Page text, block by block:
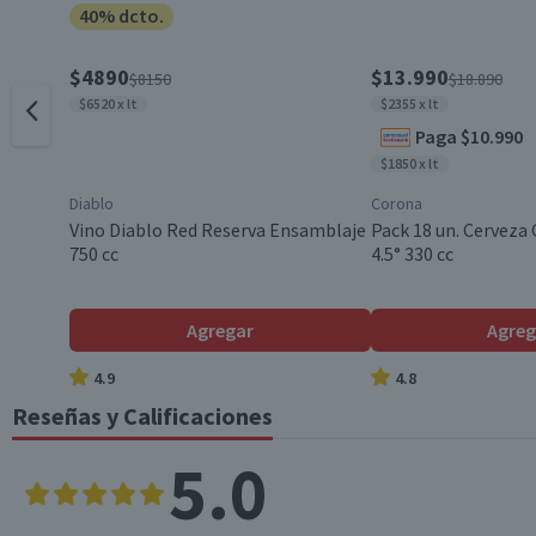
Aroma
Graduación Alcohólica
Nota
40% dcto.
$4890$8150
$6520 x lt
Diablo
Vino Diablo Red Reserva Ensamblaje
750 cc
Agregar
4.9
$13.990$18.890
$2355 x lt
Paga $10.990
$1850 x lt
Corona
Pack 18 un.
4.5° 330 cc
4.8
Reseñas y Calificaciones
5.0